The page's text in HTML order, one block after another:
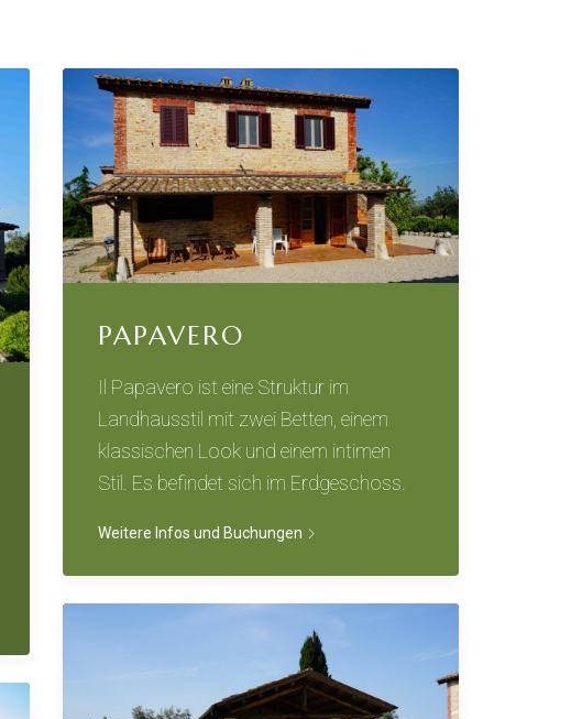
PAPAVERO
Il Papavero ist eine Struktur im
Landhausstil mit zwei Betten, einem
klassischen Look und einem intimen
Stil. Es befindet sich im Erdgeschoss.
Weitere Infos und Buchungen